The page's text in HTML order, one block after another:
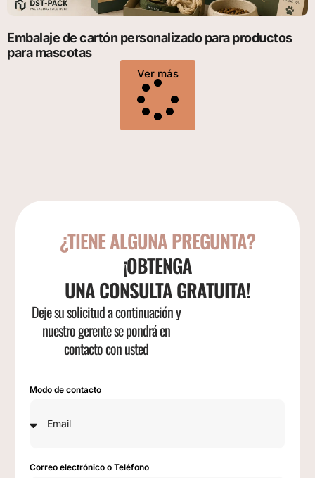
Embalaje de cartón personalizado para productos
para mascotas
Ver más
¿TIENE ALGUNA PREGUNTA?
¡OBTENGA
UNA CONSULTA GRATUITA!
Deje su solicitud a continuación y
nuestro gerente se pondrá en
contacto con usted
Modo de contacto
Correo electrónico o Teléfono